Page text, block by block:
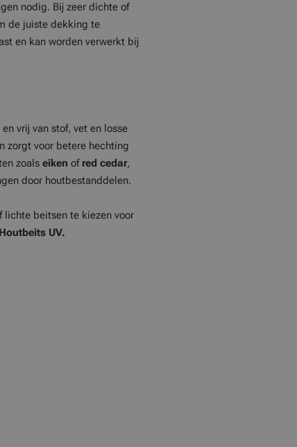
nodig. Bij zeer dichte of
de juiste dekking te
en kan worden verwerkt bij
vrij van stof, vet en losse
zorgt voor betere hechting
zoals eiken of red cedar,
door houtbestanddelen.
lichte beitsen te kiezen voor
UV.